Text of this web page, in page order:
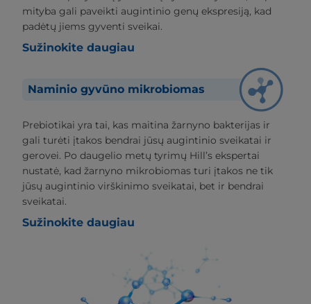
mityba gali paveikti augintinio genų ekspresiją, kad
padėtų jiems gyventi sveikai.
Sužinokite daugiau
Naminio gyvūno mikrobiomas
Prebiotikai yra tai, kas maitina žarnyno bakterijas ir
gali turėti įtakos bendrai jūsų augintinio sveikatai ir
gerovei. Po daugelio metų tyrimų Hill’s ekspertai
nustatė, kad žarnyno mikrobiomas turi įtakos ne tik
jūsų augintinio virškinimo sveikatai, bet ir bendrai
sveikatai.
Sužinokite daugiau